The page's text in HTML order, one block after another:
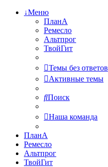
↓Меню
ПланА
Ремесло
Альтпрог
ТвойГит
Темы без ответов
Активные темы
Поиск
Наша команда
ПланА
Ремесло
Альтпрог
ТвойГит